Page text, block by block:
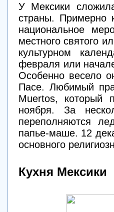
У Мексики
страны. Примерно
национальное
местного святого
культурном
февраля или
Особенно весело
Пасе. Любимый
Muertos, который
ноября. За
переполняются
папье-маше. 12
основного
Кухня Мексики